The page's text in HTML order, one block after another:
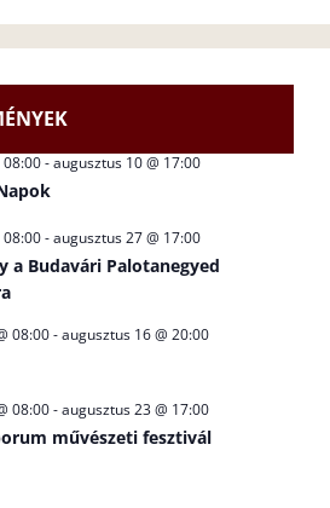
08:00-augusztus 10 @ 17:00
08:00-augusztus 27 @ 17:00
a Budavári Palotanegyed
08:00-augusztus 16 @ 20:00
08:00-augusztus 23 @ 17:00
művészeti fesztivál